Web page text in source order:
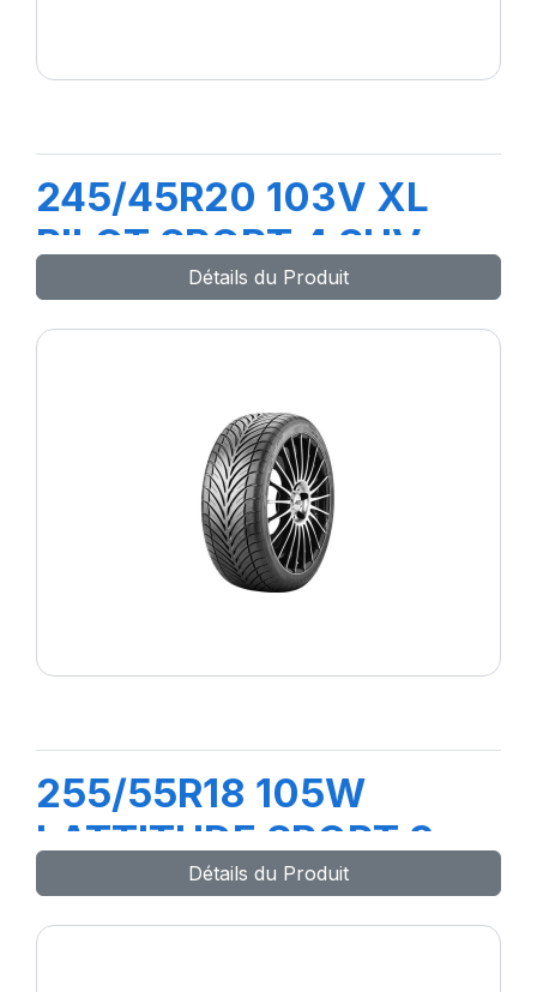
245/45R20 103V XL
PILOT SPORT 4 SUV
Détails du Produit
255/55R18 105W
LATTITUDE SPORT 3
(N0)
Détails du Produit